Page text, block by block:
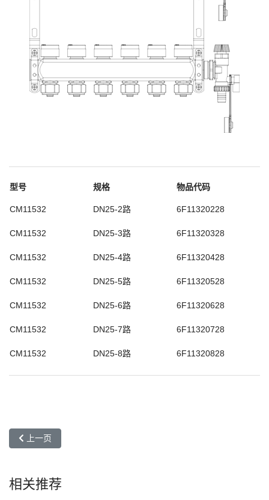
型号 规格 物品代码
CM11532 DN25-2路 6F11320228
CM11532 DN25-3路 6F11320328
CM11532 DN25-4路 6F11320428
CM11532 DN25-5路 6F11320528
CM11532 DN25-6路 6F11320628
CM11532 DN25-7路 6F11320728
CM11532 DN25-8路 6F11320828
上一篇文章: CM11531不锈钢分水器-排气型
上一页
相关推荐